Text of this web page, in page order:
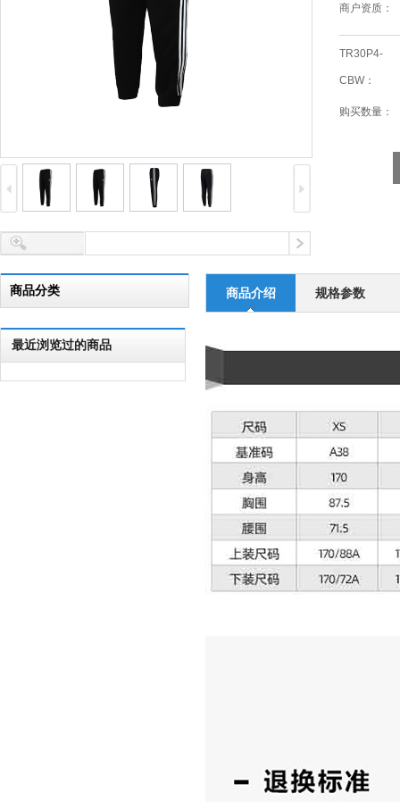
商户资质：
TR30P4-
CBW：
购买数量：
商品分类
最近浏览过的商品
商品介绍 规格参数